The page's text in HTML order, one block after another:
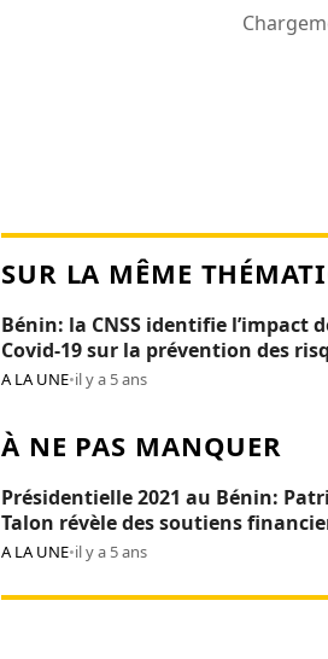
SUR LA MÊME
Bénin: la CNSS identifie l’impact
Covid-19 sur la prévention des
professionnels
A LA UNE•il y a 5 ans
À NE PAS MANQUER
Présidentielle 2021 au Bénin:
Talon révèle des soutiens
Réckya Madougou
A LA UNE•il y a 5 ans